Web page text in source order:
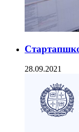
28.09.2021